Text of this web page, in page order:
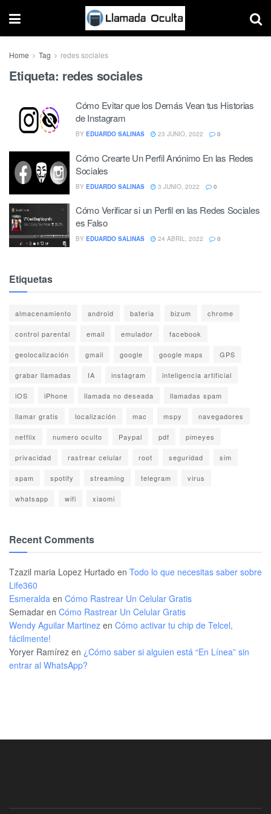
Home Tag redes sociales
Etiqueta: redes sociales
Cómo Evitar que los Demás Vean tus Historias
de Instagram
BY EDUARDO SALINAS 23 JUNIO, 2022 0
Cómo Crearte Un Perfil Anónimo En las Redes
Sociales
BY EDUARDO SALINAS 3 JUNIO, 2022 0
Cómo Verificar si un Perfil en las Redes Sociales
es Falso
BY EDUARDO SALINAS 24 ABRIL, 2022 0
Etiquetas
almacenamiento android bateria bizum chrome
control parental email emulador facebook
geolocalización gmail google google maps GPS
grabar llamadas IA instagram inteligencia artificial
iOS iPhone llamada no deseada llamadas spam
llamar gratis localización mac mspy navegadores
netflix numero oculto Paypal pdf pimeyes
privacidad rastrear celular root seguridad sim
spam spotify streaming telegram virus
whatsapp wifi xiaomi
Recent Comments
Tzazil maria Lopez Hurtado en Todo lo que necesitas saber sobre
Life360
Esmeralda en Cómo Rastrear Un Celular Gratis
Semadar en Cómo Rastrear Un Celular Gratis
Wendy Aguilar Martinez en Cómo activar tu chip de Telcel,
fácilmente!
Yoryer Ramírez en ¿Cómo saber si alguien está “En Línea” sin
entrar al WhatsApp?